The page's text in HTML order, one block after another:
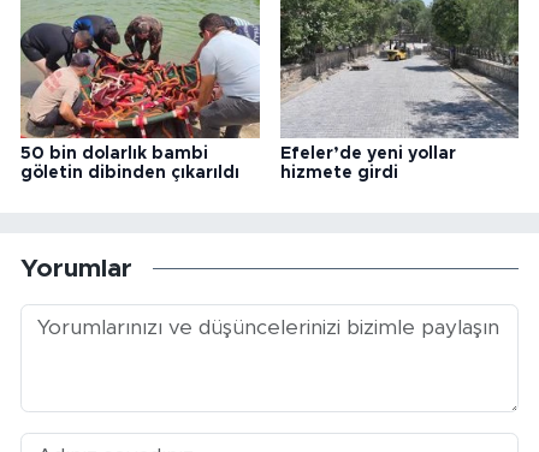
50 bin dolarlık bambi
göletin dibinden çıkarıldı
Efeler’de yeni yollar
hizmete girdi
Yorumlar